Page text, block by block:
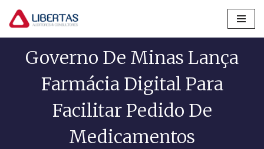
Pular
Governo De Minas Lança
Farmácia Digital Para
Facilitar Pedido De
Medicamentos